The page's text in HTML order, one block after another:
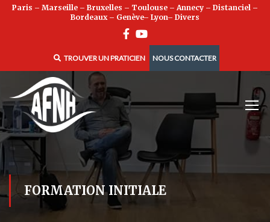
Paris – Marseille – Bruxelles – Toulouse – Annecy – Distanciel –
Bordeaux– Genève– Lyon– Divers
TROUVER UN PRATICIEN NOUS CONTACTER
FORMATION INITIALE